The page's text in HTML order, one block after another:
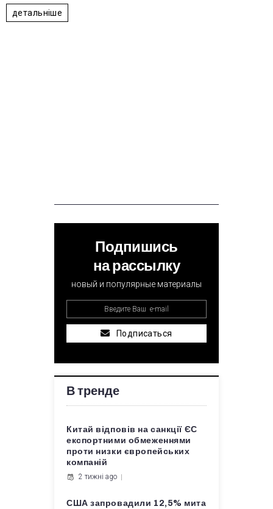
детальніше
Подпишись
на рассылку
новый и популярные материалы
Подписаться
В тренде
Китай відповів на санкції ЄС
експортними обмеженнями
проти низки європейських
компаній
2 тижні ago
США запровадили 12,5% мита